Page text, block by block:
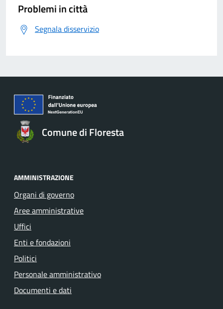
Problemi in città
Segnala disservizio
Comune di Floresta
AMMINISTRAZIONE
Organi di governo
Aree amministrative
Uffici
Enti e fondazioni
Politici
Personale amministrativo
Documenti e dati